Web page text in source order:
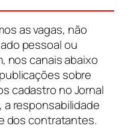
as vagas, não
pessoal ou
nos canais abaixo
sobre
cadastro no Jornal
a responsabilidade
dos contratantes.